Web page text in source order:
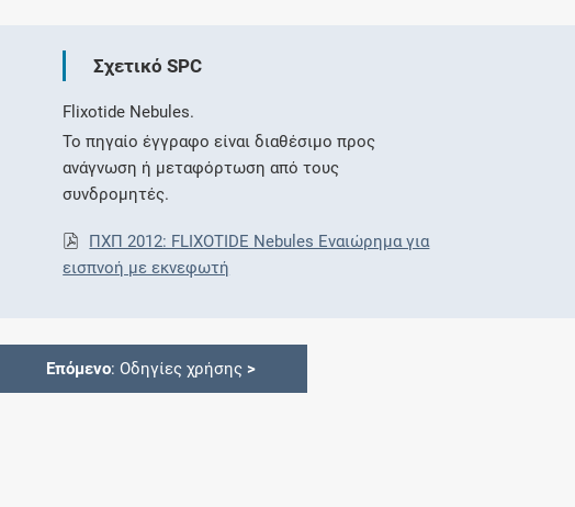
Σχετικό SPC
Flixotide Nebules.
Το πηγαίο έγγραφο είναι διαθέσιμο προς
ανάγνωση ή μεταφόρτωση από τους
συνδρομητές.
ΠΧΠ 2012: FLIXOTIDE Nebules Εναιώρημα για
εισπνοή με εκνεφωτή
Επόμενο: Οδηγίες χρήσης >